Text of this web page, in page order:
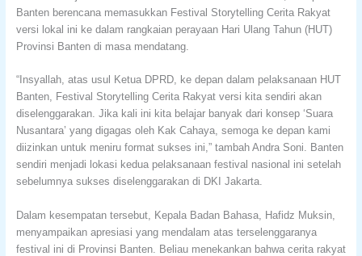
Banten berencana memasukkan Festival Storytelling Cerita Rakyat
versi lokal ini ke dalam rangkaian perayaan Hari Ulang Tahun (HUT)
Provinsi Banten di masa mendatang.
“Insyallah, atas usul Ketua DPRD, ke depan dalam pelaksanaan HUT
Banten, Festival Storytelling Cerita Rakyat versi kita sendiri akan
diselenggarakan. Jika kali ini kita belajar banyak dari konsep ‘Suara
Nusantara’ yang digagas oleh Kak Cahaya, semoga ke depan kami
diizinkan untuk meniru format sukses ini,” tambah Andra Soni. Banten
sendiri menjadi lokasi kedua pelaksanaan festival nasional ini setelah
sebelumnya sukses diselenggarakan di DKI Jakarta.
Dalam kesempatan tersebut, Kepala Badan Bahasa, Hafidz Muksin,
menyampaikan apresiasi yang mendalam atas terselenggaranya
festival ini di Provinsi Banten. Beliau menekankan bahwa cerita rakyat